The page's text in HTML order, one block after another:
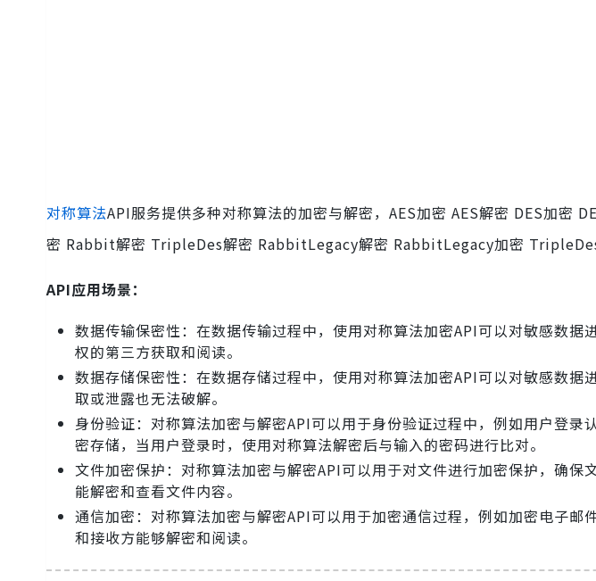
对称算法API服务提供多种对称算法的加密与解密，AES加密 AES解密 DES加密
密 Rabbit解密 TripleDes解密 RabbitLegacy解密 RabbitLegacy加密 TripleDes
API应用场景：
数据传输保密性：在数据传输过程中，使用对称算法加密API可以对敏感数据
权的第三方获取和阅读。
数据存储保密性：在数据存储过程中，使用对称算法加密API可以对敏感数据
取或泄露也无法破解。
身份验证：对称算法加密与解密API可以用于身份验证过程中，例如用户登录
密存储，当用户登录时，使用对称算法解密后与输入的密码进行比对。
文件加密保护：对称算法加密与解密API可以用于对文件进行加密保护，确保
能解密和查看文件内容。
通信加密：对称算法加密与解密API可以用于加密通信过程，例如加密电子邮
和接收方能够解密和阅读。